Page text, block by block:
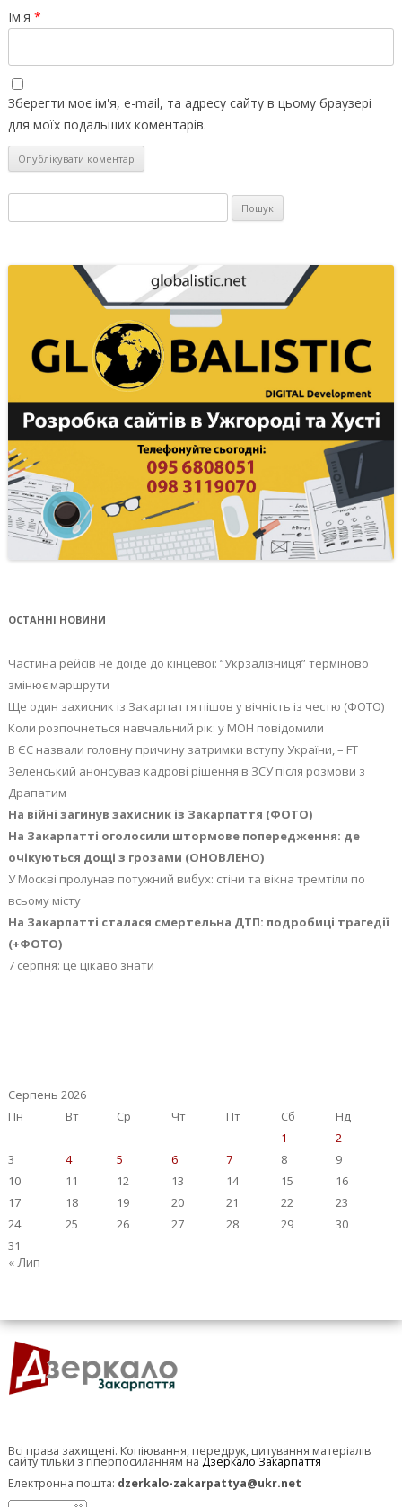
Ім'я *
Зберегти моє ім'я, e-mail, та адресу сайту в цьому браузері
для моїх подальших коментарів.
ОСТАННІ НОВИНИ
Частина рейсів не доїде до кінцевої: “Укрзалізниця” терміново
змінює маршрути
Ще один захисник із Закарпаття пішов у вічність із честю (ФОТО)
Коли розпочнеться навчальний рік: у МОН повідомили
В ЄС назвали головну причину затримки вступу України, – FT
Зеленський анонсував кадрові рішення в ЗСУ після розмови з
Драпатим
На війні загинув захисник із Закарпаття (ФОТО)
На Закарпатті оголосили штормове попередження: де
очікуються дощі з грозами (ОНОВЛЕНО)
У Москві пролунав потужний вибух: стіни та вікна тремтіли по
всьому місту
На Закарпатті сталася смертельна ДТП: подробиці трагедії
(+ФОТО)
7 серпня: це цікаво знати
Серпень 2026
Пн
Вт Ср Чт Пт Сб
Нд
1
2
3
4 5 6 7 8
9
10
11 12 13 14 15
16
17
18 19 20 21 22
23
24
25 26 27 28 29
30
31
« Лип
Всі права захищені. Копіювання, передрук, цитування матеріалів
сайту тільки з гіперпосиланням на Дзеркало Закарпаття
Електронна пошта: dzerkalo-zakarpattya@ukr.net